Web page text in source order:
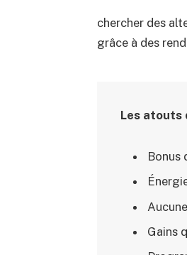
chercher des
grâce à des
Les atouts
Bonus
Gains